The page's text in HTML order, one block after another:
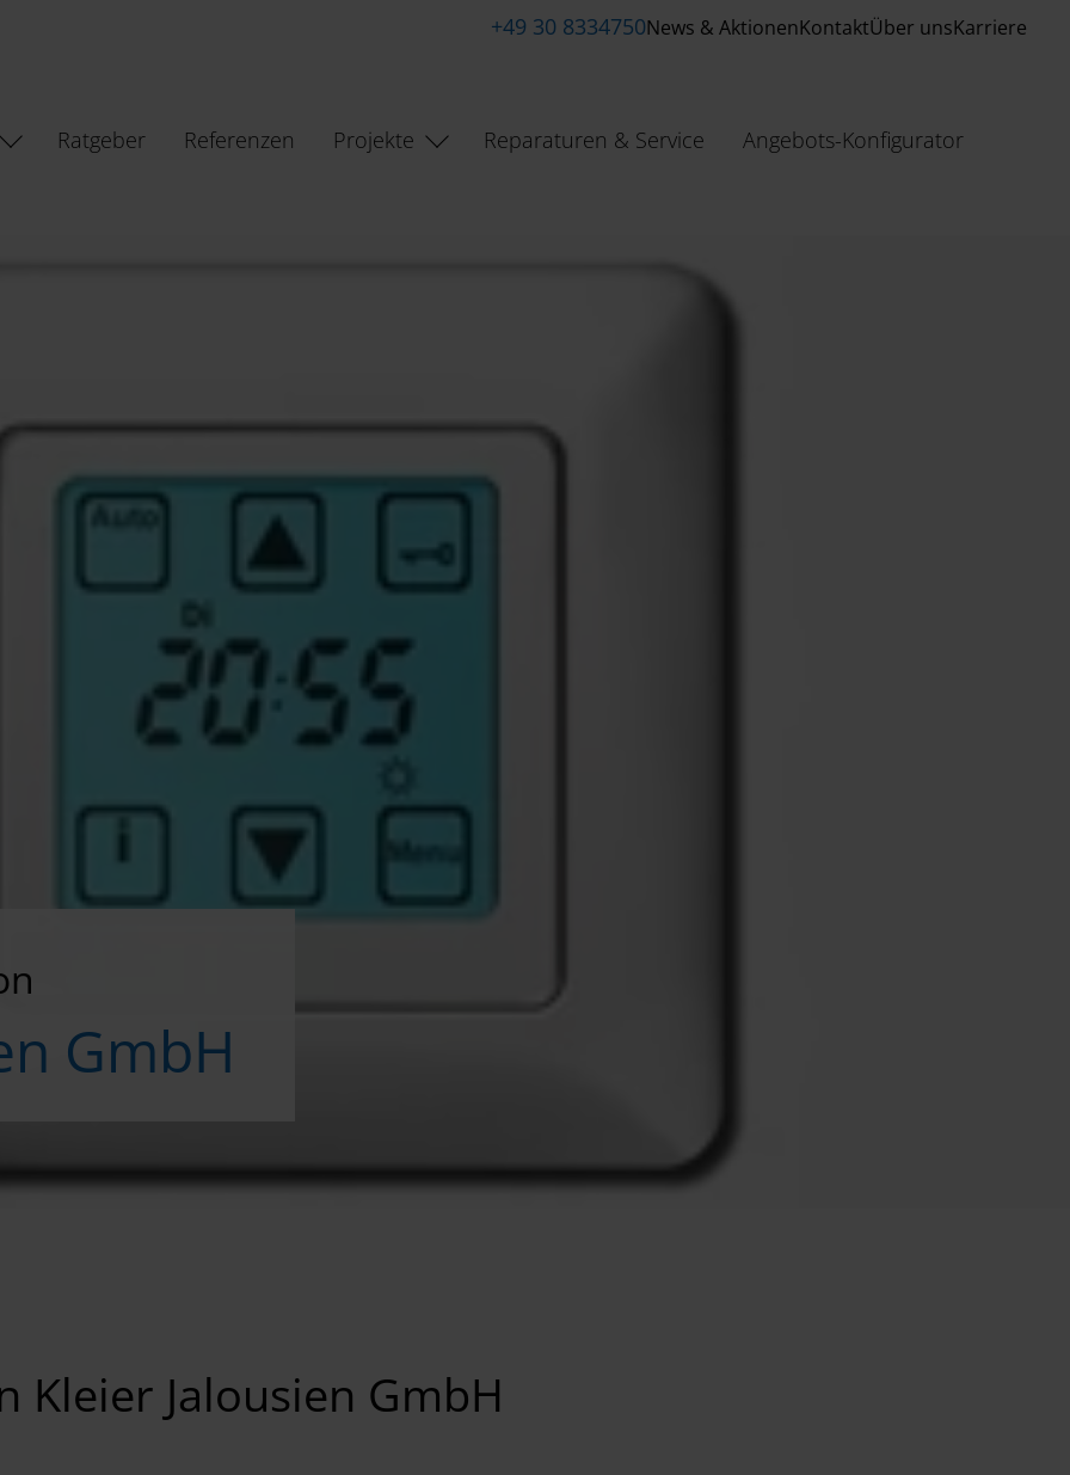
+49 30 8334750News & AktionenKontaktÜber unsKarriere
Ratgeber Referenzen Projekte Reparaturen & Service Angebots-Konfigurator
GmbH
Kleier Jalousien GmbH